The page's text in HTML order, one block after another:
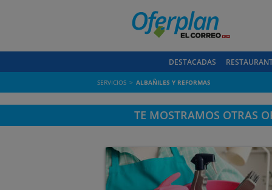
DESTACADAS
SERVICIOS ALBAÑILES Y REFORMAS
TE MOSTRAMOS OTRAS